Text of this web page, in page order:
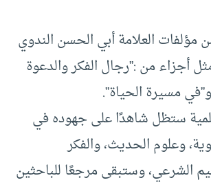
مؤلفات العلامة أبي الحسن الندوي
أجزاء من :”رجال الفكر والدعوة
مسيرة الحياة”.
ستظل شاهدًا على جهوده في
وعلوم الحديث، والفكر
الشرعي، وستبقى مرجعًا للباحثين